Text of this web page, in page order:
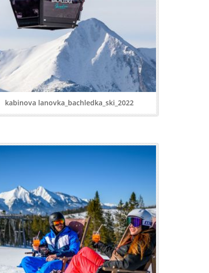
kabinova lanovka_bachledka_ski_2022